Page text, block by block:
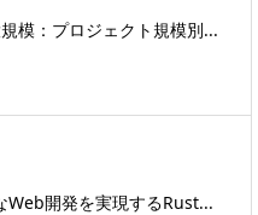
模：プロジェクト規模別...
Web開発を実現するRust...